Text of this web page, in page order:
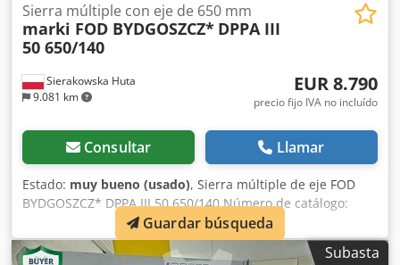
Sierakowska Huta
9.081 km
Sierra múltiple con eje de 650 mm
marki FOD BYDGOSZCZ* DPPA III
50 650/140
EUR 8.790
precio fijo IVA no incluído
Consultar Llamar
Estado: muy bueno (usado), Sierra múltiple de eje FOD
BYDGOSZCZ* DPPA III 50 650/140 Número de catálogo:
7318 DATOS TÉCNICOS - Altura máxima de corte: 140 mm -
Ancho máximo de la pieza: 700 mm - Ancho operativo del
eje con sierras: 650 mm - Diámetro máximo de la sierra:
Subasta
Guardar búsqueda